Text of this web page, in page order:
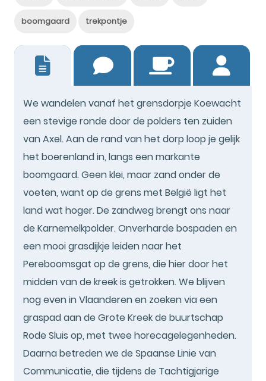
boomgaard trekpontje
We wandelen vanaf het grensdorpje Koewacht
een stevige ronde door de polders ten zuiden
van Axel. Aan de rand van het dorp loop je gelijk
het boerenland in, langs een markante
boomgaard. Geen klei, maar zand onder de
voeten, want op de grens met België ligt het
land wat hoger. De zandweg brengt ons naar
de Karnemelkpolder. Onverharde bospaden en
een mooi grasdijkje leiden naar het
Pereboomsgat op de grens, die hier door het
midden van de kreek is getrokken. We blijven
nog even in Vlaanderen en zoeken via een
graspad aan de Grote Kreek de buurtschap
Rode Sluis op, met twee horecagelegenheden.
Daarna betreden we de Spaanse Linie van
Communicatie, die tijdens de Tachtigjarige